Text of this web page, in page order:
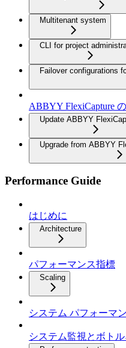
Multitenant system
CLI for project
Failover configurations
ABBYY FlexiCapture
Update ABBYY
Upgrade from ABBYY
Performance Guide
はじめに
Architecture
パフォーマンス指標
Scaling
システム パフォーマ
システム監視とボト